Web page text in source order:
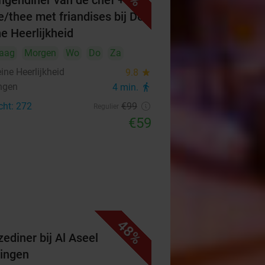
thee met friandises bij De
Heerlijkheid
Morgen Wo Do
Za
Heerlijkheid
9.8 star
4 min. directions_walk
272 €99
€59
48%
bij Al Aseel